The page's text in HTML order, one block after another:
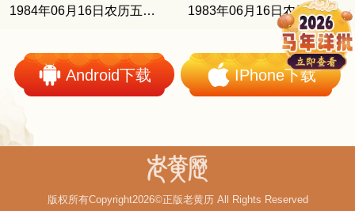
1984年06月16日农历五月十七 1983年06月16日农历五月初六
Android下载 IPhone下载
版权所有Copyright2026©正版老黄历 All Rights Reserved